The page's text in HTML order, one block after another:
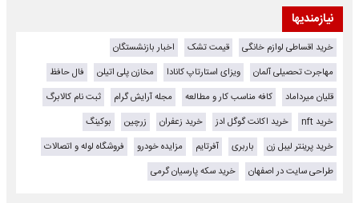
نیازمندیها
خرید اقساطی لوازم خانگی قیمت تشک
اخبار بازنشستگان
مهاجرت تحصیلی آلمان
ویزای استارتاپ کانادا مخازن پلی اتیلن
فال حافظ
قلیان میرداماد
کافه مناسب کار و مطالعه مجله آرایش گرام
ثبت نام کالابرگ
خرید nft
خرید اکانت گوگل ادز خرید زعفران زرچین
بوکینگ
خرید پرینتر لیبل زن
باربری آفرتایم مزایده خودرو
فروشگاه لوله و اتصالات
طراحی سایت در اصفهان
خرید سکه پارسیان گرمی